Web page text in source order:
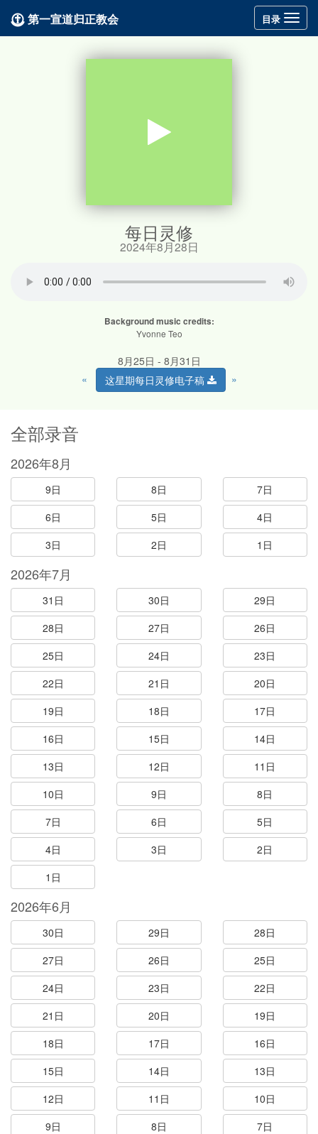
Toggle
navigation
目录
第一宣道归正教会
每日灵修
2024年8月28日
Background music credits:
Yvonne Teo
8月25日 - 8月31日
«
这星期每日灵修电子稿 »
全部录音
2026年8月
9日 8日
7日
6日
5日
4日
3日
2日 1日
2026年7月
31日 30日
29日
28日
27日
26日
25日
24日
23日
22日
21日
20日
19日
18日
17日
16日
15日
14日
13日
12日
11日
10日
9日
8日
7日
6日
5日
4日
3日
2日
1日
2026年6月
30日 29日
28日
27日
26日
25日
24日
23日
22日
21日
20日
19日
18日
17日
16日
15日
14日
13日
12日
11日
10日
9日
8日
7日